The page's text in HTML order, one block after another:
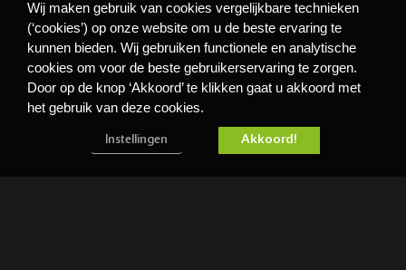
Wij maken gebruik van cookies vergelijkbare technieken
(‘cookies’) op onze website om u de beste ervaring te
kunnen bieden. Wij gebruiken functionele en analytische
cookies om voor de beste gebruikerservaring te zorgen.
Door op de knop ‘Akkoord’ te klikken gaat u akkoord met
het gebruik van deze cookies.
Instellingen Akkoord!